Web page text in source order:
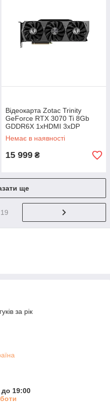
Відеокарта Zotac Trinity
GeForce RTX 3070 Ti 8Gb
GDDR6X 1xHDMI 3xDP
(9288-1N653-501Z8) б/в
Немає в наявності
15 999 ₴
ще
за рік
до 19:00